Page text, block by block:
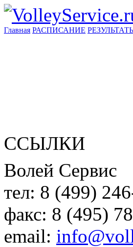
Главная РАСПИСАНИЕ
ССЫЛКИ
Волей Сервис
тел: 8 (499)
факс: 8 (495)
email: